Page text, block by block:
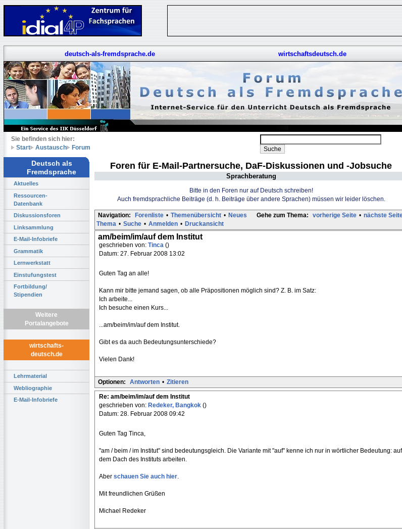
deutsch-als-fremdsprache.de wirtschaftsdeutsch.de
Sie befinden sich hier:
Start
Austausch Forum
Deutsch als
Fremdsprache
Aktuelles
Ressourcen-
Datenbank
Diskussionsforen
Linksammlung
E-Mail-Infobriefe
Grammatik
Lernwerkstatt
Einstufungstest
Fortbildung/
Stipendien
Weitere
Portalangebote
wirtschafts-
deutsch.de
Lehrmaterial
Webliographie
E-Mail-Infobriefe
Foren für E-Mail-Partnersuche, DaF-Diskussionen und -Jobsuche
Sprachberatung
Bitte in den Foren nur auf Deutsch schreiben!
Auch fremdsprachliche Beiträge (d. h. Beiträge über andere Sprachen) müssen wir leider löschen.
Gehe zum Thema: vorherige Seite • nächste
Navigation: Forenliste • Themenübersicht • Neues
Thema • Suche • Anmelden • Druckansicht
am/beim/im/auf dem Institut
geschrieben von: Tinca ()
Datum: 27. Februar 2008 13:02
Guten Tag an alle!
Kann mir bitte jemand sagen, ob alle Präpositionen möglich sind? Z. B. im Satz:
Ich arbeite...
Ich besuche einen Kurs...
...am/beim/im/auf dem Institut.
Gibt es da auch Bedeutungsunterschiede?
Vielen Dank!
Optionen: Antworten • Zitieren
Re: am/beim/im/auf dem Institut
geschrieben von: Redeker, Bangkok ()
Datum: 28. Februar 2008 09:42
Guten Tag Tinca,
"am / beim / im Institut" sind bedeutungsgleich. Die Variante mit "auf" kenne ich nur in wörtlicher Bedeutung: auf
dem Dach des Instituts arbeiten.
Aber schauen Sie auch hier
Mit freundlichen Grüßen
Michael Redeker